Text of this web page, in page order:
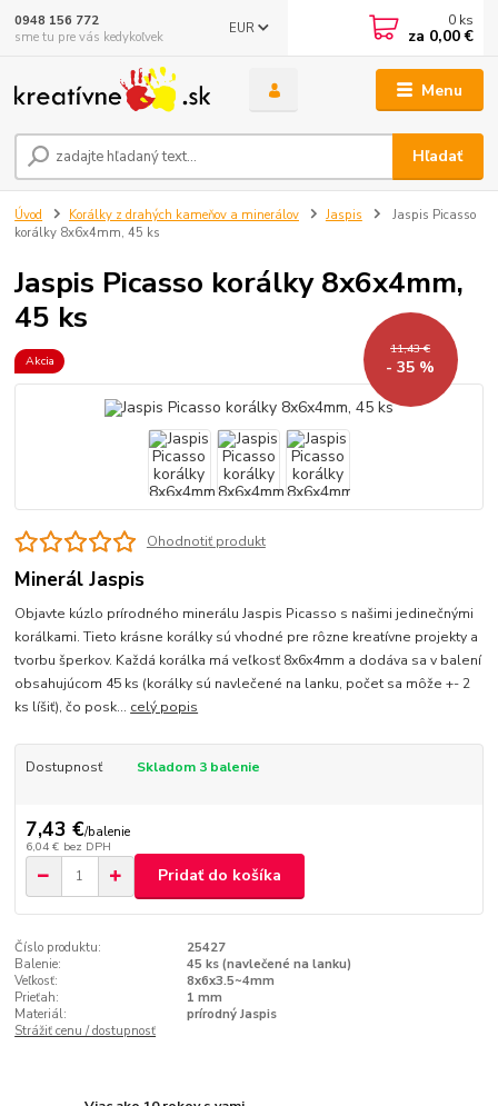
Menu
EUR
Hľadať
0948 156 772
sme tu pre vás kedykoľvek
0 ks
za 0,00 €
Úvod Korálky z drahých kameňov a minerálov Jaspis
Jaspis Picasso
korálky 8x6x4mm, 45 ks
Jaspis Picasso korálky 8x6x4mm,
45 ks
Akcia
11,43 €
- 35 %
Ohodnotiť produkt
Minerál Jaspis
Objavte kúzlo prírodného minerálu Jaspis Picasso s našimi jedinečnými
korálkami. Tieto krásne korálky sú vhodné pre rôzne kreatívne projekty a
tvorbu šperkov. Každá korálka má veľkosť 8x6x4mm a dodáva sa v balení
obsahujúcom 45 ks (korálky sú navlečené na lanku, počet sa môže +- 2
ks líšiť), čo posk... celý popis
Dostupnosť Skladom 3 balenie
7,43 €/balenie
6,04 € bez DPH
Pridať do košíka
Číslo produktu:
25427
Balenie:
45 ks (navlečené na lanku)
Veľkosť:
8x6x3.5~4mm
Prieťah:
1 mm
Materiál:
prírodný Jaspis
Strážiť cenu / dostupnosť